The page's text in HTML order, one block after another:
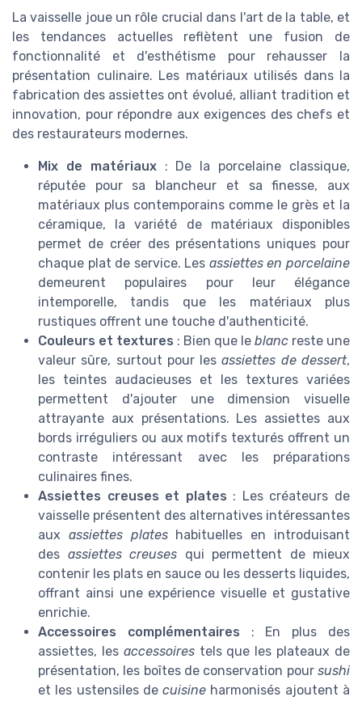
La vaisselle joue un rôle crucial dans l'art de la table, et
les tendances actuelles reflètent une fusion de
fonctionnalité et d'esthétisme pour rehausser la
présentation culinaire. Les matériaux utilisés dans la
fabrication des assiettes ont évolué, alliant tradition et
innovation, pour répondre aux exigences des chefs et
des restaurateurs modernes.
Mix de matériaux: De la porcelaine classique,
réputée pour sa blancheur et sa finesse, aux
matériaux plus contemporains comme le grès et la
céramique, la variété de matériaux disponibles
permet de créer des présentations uniques pour
chaque plat de service. Les assiettes en porcelaine
demeurent populaires pour leur élégance
intemporelle, tandis que les matériaux plus
rustiques offrent une touche d'authenticité.
Couleurs et textures : Bien que le blanc reste une
valeur sûre, surtout pour lesassiettes de dessert,
les teintes audacieuses et les textures variées
permettent d'ajouter une dimension visuelle
attrayante aux présentations. Les assiettes aux
bords irréguliers ou aux motifs texturés offrent un
contraste intéressant avec les préparations
culinaires fines.
Assiettes creuses et plates : Les créateurs de
vaisselle présentent des alternatives intéressantes
aux assiettes plateshabituelles en introduisant
des assiettes creuses qui permettent de mieux
contenir les plats en sauce ou les desserts liquides,
offrant ainsi une expérience visuelle et gustative
enrichie.
Accessoires complémentaires : En plus des
assiettes, les accessoirestels que les plateaux de
présentation, les boîtes de conservation pour sushi
et les ustensiles decuisine harmonisés ajoutent à